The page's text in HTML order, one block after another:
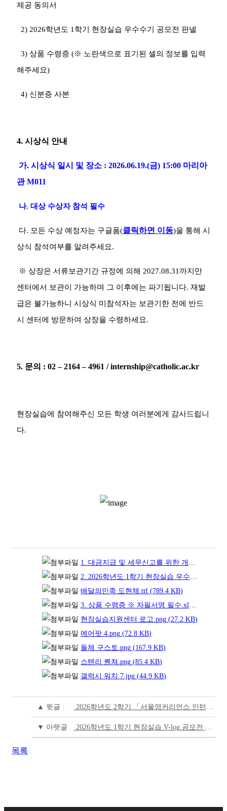
제공 동의서
2) 2026학년도 1 학기 현장실습 우수수기 공모전 판넬
3) 상품 수령증 (※ 노란색으로 표기된 셀의 정보를 입력
해주세요)
4) 신분증 사본
4. 시상식 안내
가. 시상식 일시 및 장소 : 2026.06.19.(금) 15:00 마리아
관M011
나. 대상 수상자 참석 필수
다. 모든 수상 예정자는 구글폼(클릭하면 이동)을 통해 시
상식 참석여부를 알려주세요.
※ 상장은 서류보관기간 규정에 의해 2027.08.31 까지만
센터에서 보관이 가능하며 그 이후에는 파기됩니다. 재발
급은 불가능하니 시상식 미참석자는 보관기한 전에 반드
시 센터에 방문하여 상장을 수령하세요.
5. 문의 : 02–2164–4961 / internship@catholic.ac.kr
현장실습에 참여해주신 모든 학생 여러분에게 감사드립니
다.
1. 대금지급 및 세무신고를 위한 개인정보 수집·이용 및 제공 동의서 ※ 자필서명 필수.pdf
2. 2026학년도 1학기 현장실습 우수수기 공모전 판넬 양식_이름.pptx
배달의민족 도현체.ttf (789.4 KB)
3. 상품 수령증 ※ 자필서명 필수.xlsx
현장실습지원센터 로고.png (27.2 KB)
에어팟 4.png (72.8 KB)
돌체 구스토.png (167.9 KB)
스텐리 퀜쳐.png (85.4 KB)
갤럭시 워치 7.jpg (44.9 KB)
▲ 윗글 2026학년도 2학기 「서울영커리언스 인턴십」 현장실습 참여 학생 모집
▼ 아랫글 2026학년도 1학기 현장실습 V-log 공모전 수상자 안내
목록